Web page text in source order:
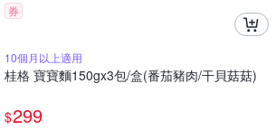
券
10個月以上適用
桂格 寶寶麵150gx3包/盒(番茄豬肉/干貝菇菇)
$299